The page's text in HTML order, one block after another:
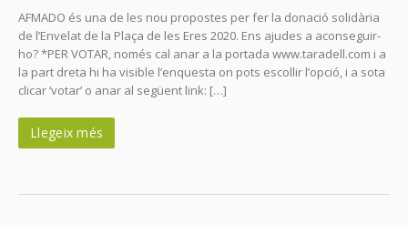
AFMADO és una de les nou propostes per fer la donació solidària
de l’Envelat de la Plaça de les Eres 2020. Ens ajudes a aconseguir-
ho? *PER VOTAR, només cal anar a la portada www.taradell.com i a
la part dreta hi ha visible l’enquesta on pots escollir l’opció, i a sota
clicar ‘votar’ o anar al següent link: […]
Llegeix més